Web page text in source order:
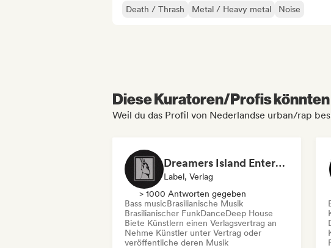
Death / Thrash Metal / Heavy metal Noise
Diese Kuratoren/Profis könnten
Weil du das Profil von Nederlandse urban/rap
Dreamers Island Entertainment
Label, Verlag
> 1000 Antworten gegeben
Bass musicBrasilianische Musik
Brasilianischer FunkDanceDeep House
Biete Künstlern einen Verlagsvertrag an
Nehme Künstler unter Vertrag oder
veröffentliche deren Musik